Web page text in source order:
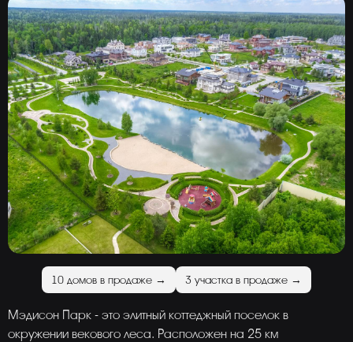
10 домов в продаже → 3 участка в продаже →
Мэдисон Парк - это элитный коттеджный поселок в
окружении векового леса. Расположен на 25 км